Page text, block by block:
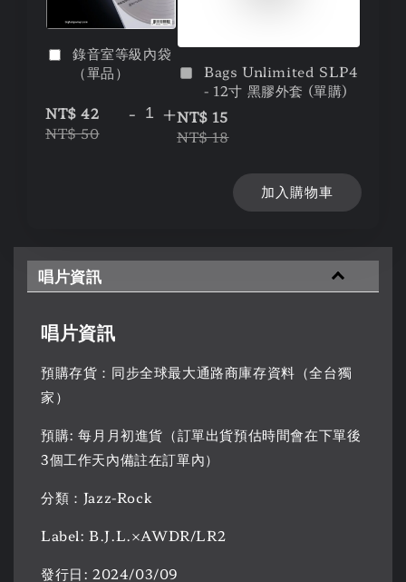
錄音室等級內袋
（單品）
NT$ 42
NT$ 50
- +
Bags Unlimited SLP4
- 12寸 黑膠外套 (單購)
NT$ 15
NT$ 18
加入購物車
唱片資訊
唱片資訊
預購存貨：同步全球最大通路商庫存資料（全台獨
家）
預購: 每月月初進貨（訂單出貨預估時間會在下單後
3個工作天內備註在訂單內）
分類：Jazz-Rock
Label: B.J.L.×AWDR/LR2
發行日: 2024/03/09